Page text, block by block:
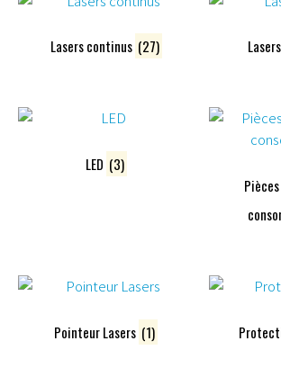
Lasers continus (27)
LED (3)
Pointeur Lasers (1)